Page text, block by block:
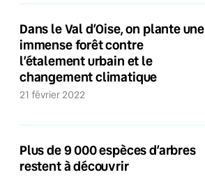
Dans le Val d’Oise, on plante une
immense forêt contre
l’étalement urbain et le
changement climatique
21 février 2022
Plus de 9 000 espèces d’arbres
restent à découvrir